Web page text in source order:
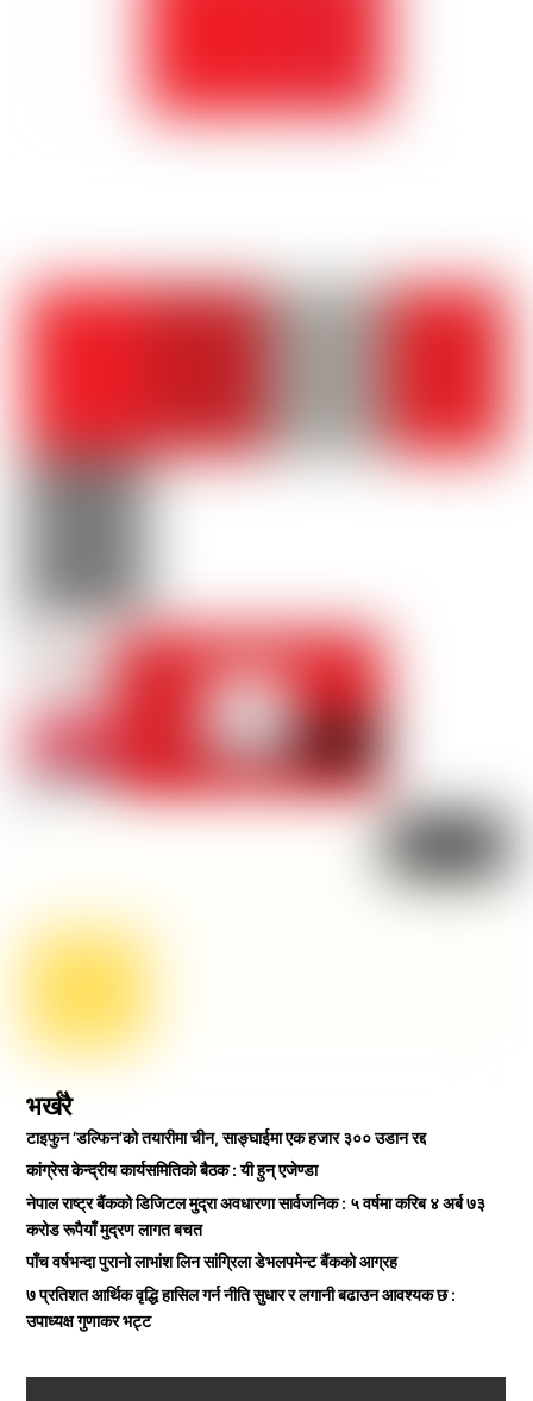
भर्खरै
टाइफुन ‘डल्फिन’को तयारीमा चीन, साङ्घाईमा एक हजार ३०० उडान रद्द
कांग्रेस केन्द्रीय कार्यसमितिको बैठक : यी हुन् एजेण्डा
नेपाल राष्ट्र बैंकको डिजिटल मुद्रा अवधारणा सार्वजनिक : ५ वर्षमा करिब ४ अर्ब ७३
करोड रूपैयाँ मुद्रण लागत बचत
पाँच वर्षभन्दा पुरानो लाभांश लिन सांग्रिला डेभलपमेन्ट बैंकको आग्रह
७ प्रतिशत आर्थिक वृद्धि हासिल गर्न नीति सुधार र लगानी बढाउन आवश्यक छ :
उपाध्यक्ष गुणाकर भट्ट